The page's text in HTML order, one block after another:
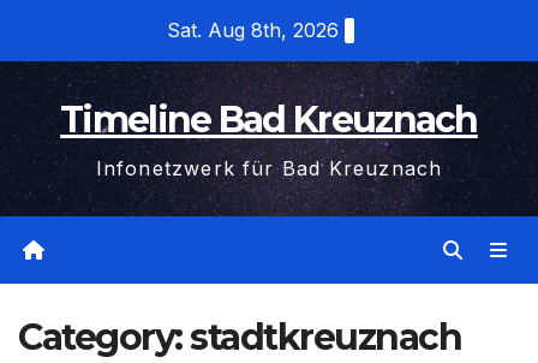
content
Sat. Aug 8th, 2026
Timeline Bad Kreuznach
Infonetzwerk für Bad Kreuznach
Category:stadtkreuznach